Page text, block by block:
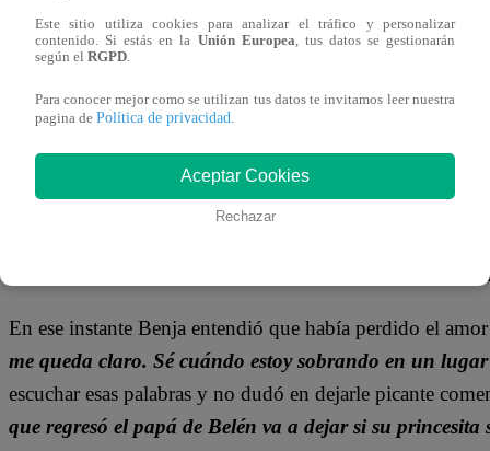
A Belén le disgustaron los comentarios y no dudó en
una declaración de amor incluida.“No te vayas a
En ese instante Benja entendió que había perdido el
me queda claro. Sé cuándo estoy sobrando en un
escuchar esas palabras y no dudó en dejarle picante
que regresó el papá de Belén va a dejar si su
Este sitio utiliza cookies para analizar el tráfico y personalizar
contenido. Si estás en la Unión Europea, tus datos se gestionarán
según el RGPD.
Para conocer mejor como se utilizan tus datos te invitamos leer nuestra
pagina de Política de privacidad.
Aceptar Cookies
Rechazar